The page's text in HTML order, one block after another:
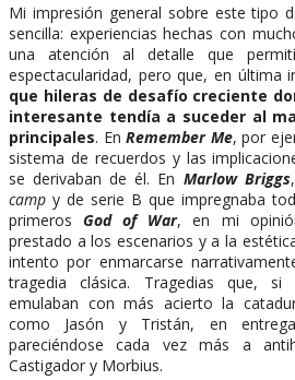
Mi impresión general sobre este tipo
sencilla: experiencias hechas con
una atención al detalle que
espectacularidad, pero que, en última
que hileras de desafío creciente
interesante tendía a suceder al
principales. EnRemember Me, por
sistema de recuerdos y las
se derivaban de él. En Marlow Briggs
camp y de serie B que impregnaba
primerosGod of War, en mi
prestado a los escenarios y a la
intento por enmarcarse
tragedia clásica. Tragedias que,
emulaban con más acierto la
como Jasón y Tristán, en
pareciéndose cada vez más a
Castigador y Morbius.